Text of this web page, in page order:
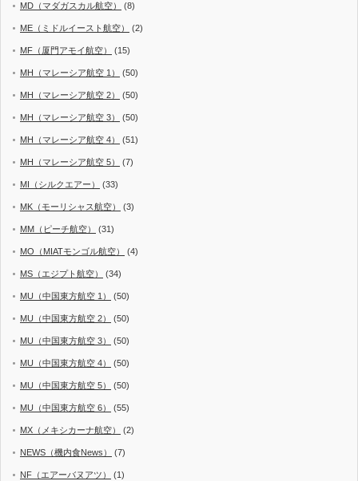
MD（マダガスカル航空） (8)
ME（ミドルイースト航空） (2)
MF（厦門アモイ航空） (15)
MH（マレーシア航空 1） (50)
MH（マレーシア航空 2） (50)
MH（マレーシア航空 3） (50)
MH（マレーシア航空 4） (51)
MH（マレーシア航空 5） (7)
MI（シルクエアー） (33)
MK（モーリシャス航空） (3)
MM（ピーチ航空） (31)
MO（MIATモンゴル航空） (4)
MS（エジプト航空） (34)
MU（中国東方航空 1） (50)
MU（中国東方航空 2） (50)
MU（中国東方航空 3） (50)
MU（中国東方航空 4） (50)
MU（中国東方航空 5） (50)
MU（中国東方航空 6） (55)
MX（メキシカーナ航空） (2)
NEWS（機内食News） (7)
NF（エアーバヌアツ） (1)